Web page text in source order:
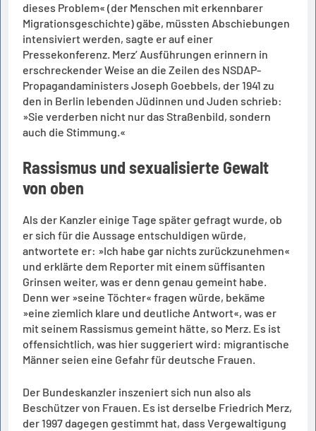
dieses Problem« (der Menschen mit erkennbarer
Migrationsgeschichte) gäbe, müssten Abschiebungen
intensiviert werden, sagte er auf einer
Pressekonferenz. Merz’ Ausführungen erinnern in
erschreckender Weise an die Zeilen des NSDAP-
Propagandaministers Joseph Goebbels, der 1941 zu
den in Berlin lebenden Jüdinnen und Juden schrieb:
»Sie verderben nicht nur das Straßenbild, sondern
auch die Stimmung.«
Rassismus und sexualisierte Gewalt
von oben
Als der Kanzler einige Tage später gefragt wurde, ob
er sich für die Aussage entschuldigen würde,
antwortete er: »Ich habe gar nichts zurückzunehmen«
und erklärte dem Reporter mit einem süffisanten
Grinsen weiter, was er denn genau gemeint habe.
Denn wer »seine Töchter« fragen würde, bekäme
»eine ziemlich klare und deutliche Antwort«, was er
mit seinem Rassismus gemeint hätte, so Merz. Es ist
offensichtlich, was hier suggeriert wird: migrantische
Männer seien eine Gefahr für deutsche Frauen.
Der Bundeskanzler inszeniert sich nun also als
Beschützer von Frauen. Es ist derselbe Friedrich Merz,
der 1997 dagegen gestimmt hat, dass Vergewaltigung